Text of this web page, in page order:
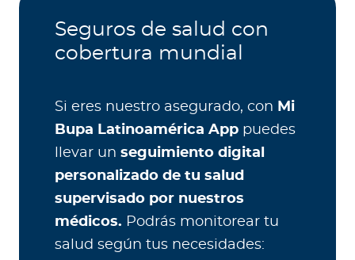
Seguros de salud con
cobertura mundial
Si eres nuestro asegurado, con Mi
Bupa Latinoamérica App puedes
llevar un seguimiento digital
personalizado de tu salud
supervisado por nuestros
médicos. Podrás monitorear tu
salud según tus necesidades: